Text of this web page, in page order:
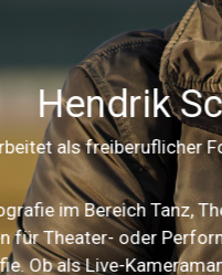
Hendrik
als freiberuflicher
im Bereich Tanz,
für Theater- oder
Ob als Live-